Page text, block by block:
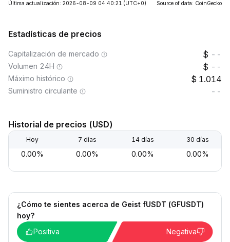
Última actualización: 2026-08-09 04:40:21 (UTC+0) Source of data: CoinGecko
Estadísticas de precios
Capitalización de mercado --
Volumen 24H --
Máximo histórico 1.014
Suministro circulante --
Historial de precios (USD)
Hoy 7 días 14 días 30 días
0.00% 0.00% 0.00% 0.00%
¿Cómo te sientes acerca de Geist fUSDT (GFUSDT)
hoy?
Positiva
Negativa